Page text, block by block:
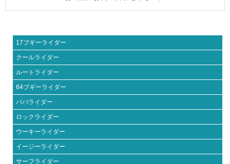
17ブギーライダー
クールライダー
ルートライダー
64ブギーライダー
パパライダー
ロックライダー
ウーキーライダー
イージーライダー
サーフライダー